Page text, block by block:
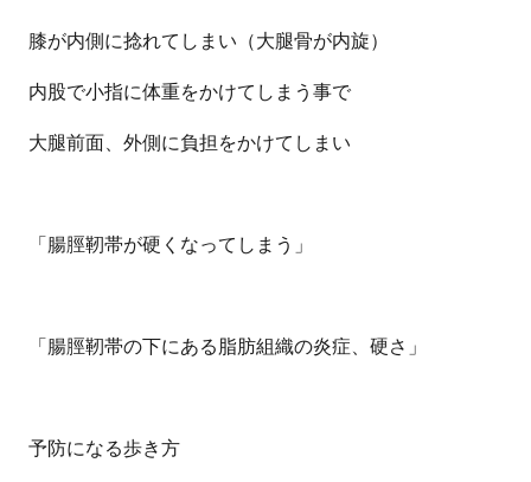
膝が内側に捻れてしまい（大腿骨が内旋）
内股で小指に体重をかけてしまう事で
大腿前面、外側に負担をかけてしまい
「腸脛靭帯が硬くなってしまう」
「腸脛靭帯の下にある脂肪組織の炎症、硬さ」
予防になる歩き方